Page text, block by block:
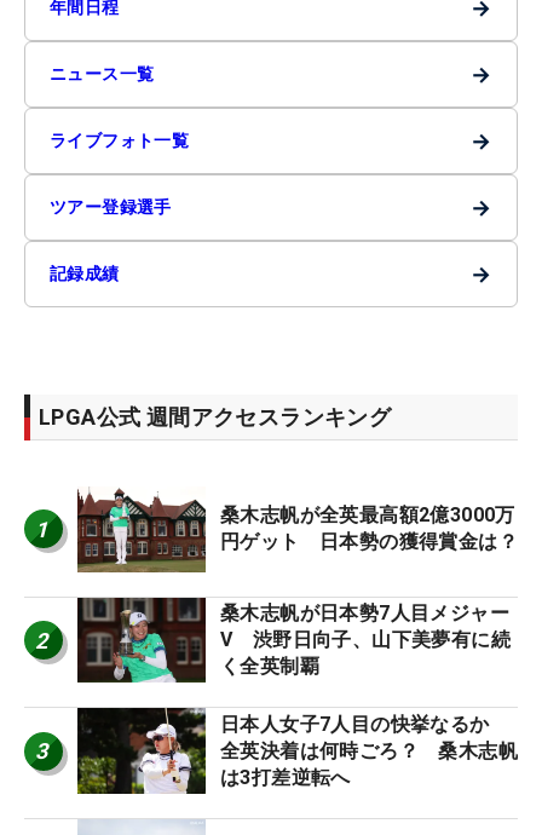
年間日程 →
ニュース一覧 →
ライブフォト一覧 →
ツアー登録選手 →
記録成績 →
LPGA公式 週間アクセスランキング
1
桑木志帆が全英最高額2億3000万
円ゲット 日本勢の獲得賞金は？
2
桑木志帆が日本勢7人目メジャー
V 渋野日向子、山下美夢有に続
く全英制覇
3
日本人女子7人目の快挙なるか
全英決着は何時ごろ？ 桑木志帆
は3打差逆転へ